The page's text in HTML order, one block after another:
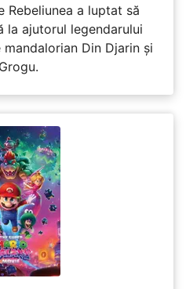
Rebeliunea a luptat să
la ajutorul legendarului
Din Djarin și